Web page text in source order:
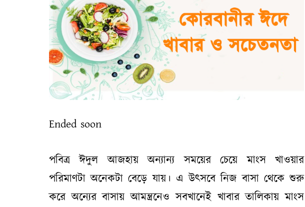
Ended soon
পবিত্র ঈদুল আজহায় অন্যান্য সময়ের চেয়ে মাংস খাওয়ার
পরিমাণটা অনেকটা বেড়ে যায়। এ উৎসবে নিজ বাসা থেকে শুরু
করে অন্যের বাসায় আমন্ত্রনেও সবখানেই খাবার তালিকায় মাংস